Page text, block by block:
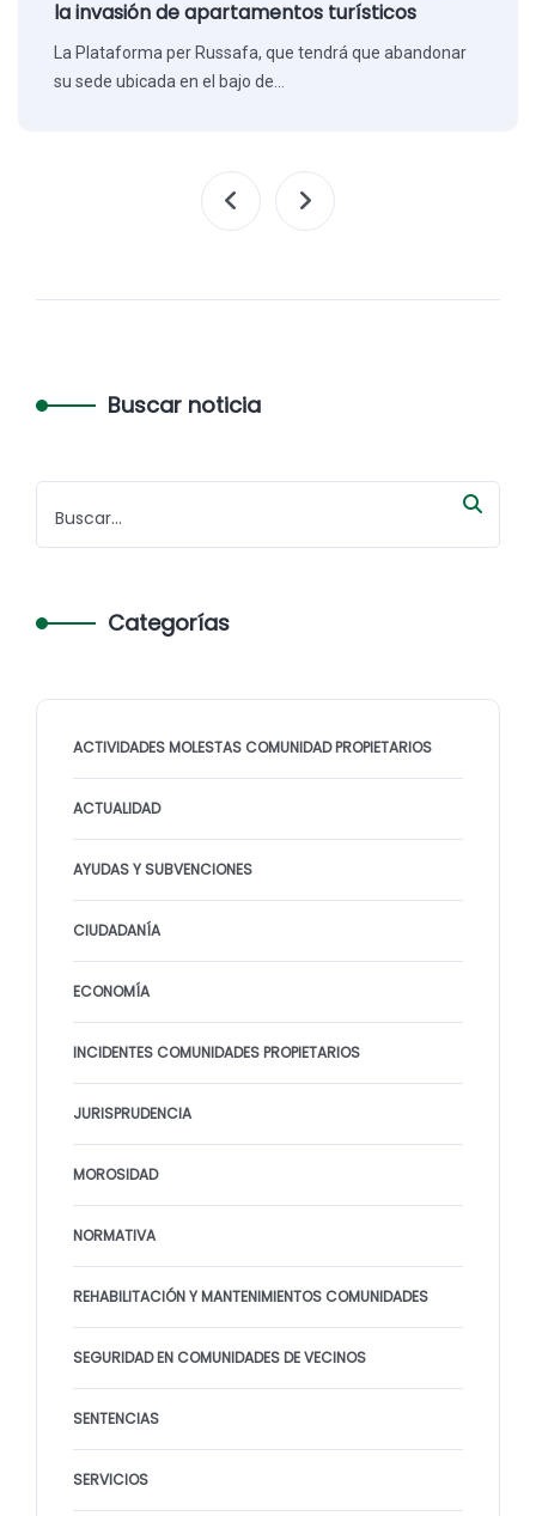
la invasión de apartamentos turísticos
La Plataforma per Russafa, que tendrá que abandonar
su sede ubicada en el bajo de…
Buscar noticia
Categorías
ACTIVIDADES MOLESTAS COMUNIDAD PROPIETARIOS
ACTUALIDAD
AYUDAS Y SUBVENCIONES
CIUDADANÍA
ECONOMÍA
INCIDENTES COMUNIDADES PROPIETARIOS
JURISPRUDENCIA
MOROSIDAD
NORMATIVA
REHABILITACIÓN Y MANTENIMIENTOS COMUNIDADES
SEGURIDAD EN COMUNIDADES DE VECINOS
SENTENCIAS
SERVICIOS